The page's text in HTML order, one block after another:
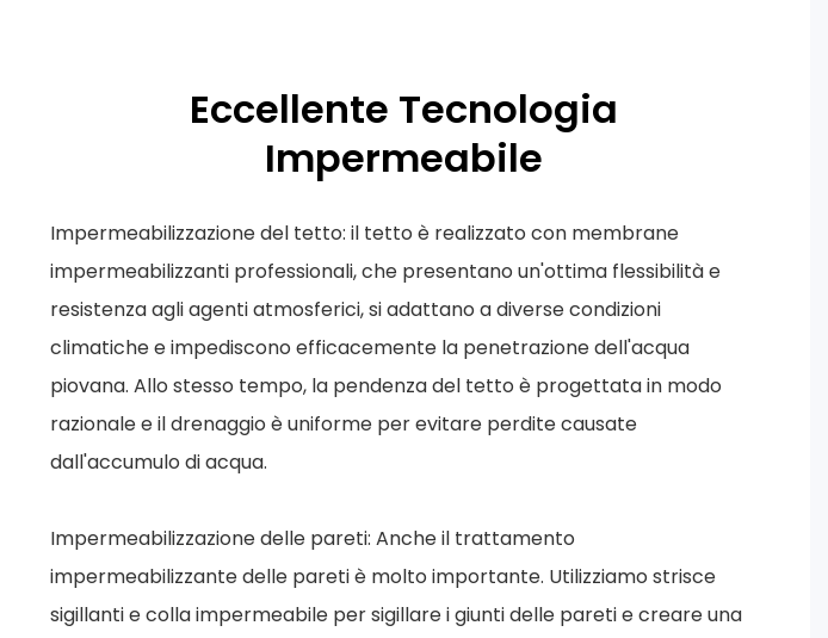
Eccellente Tecnologia
Impermeabile
Impermeabilizzazione del tetto: il tetto è realizzato con membrane
impermeabilizzanti professionali, che presentano un'ottima flessibilità e
resistenza agli agenti atmosferici, si adattano a diverse condizioni
climatiche e impediscono efficacemente la penetrazione dell'acqua
piovana. Allo stesso tempo, la pendenza del tetto è progettata in modo
razionale e il drenaggio è uniforme per evitare perdite causate
dall'accumulo di acqua.
Impermeabilizzazione delle pareti: Anche il trattamento
impermeabilizzante delle pareti è molto importante. Utilizziamo strisce
sigillanti e colla impermeabile per sigillare i giunti delle pareti e creare una